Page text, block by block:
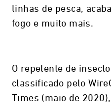
linhas de pesca,
fogo e muito mais.
O repelente de
classificado pelo
Times (maio de